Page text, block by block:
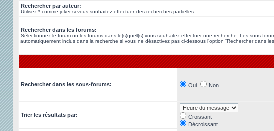
Rechercher par auteur:
Utilisez * comme joker si vous souhaitez effectuer des recherches partielles.
Rechercher dans les forums:
Sélectionnez le forum ou les forums dans le(s)quel(s) vous souhaitez effectuer une recherche. Les sous-
automatiquement inclus dans la recherche si vous ne désactivez pas ci-dessous l’option “Rechercher dans les
Rechercher dans les sous-forums: Oui Non
Trier les résultats par:
Croissant
Décroissant